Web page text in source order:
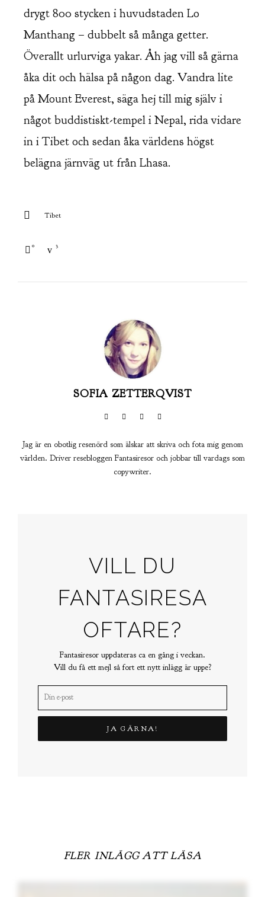
drygt 800 stycken i huvudstaden Lo
Manthang – dubbelt så många getter.
Överallt urlurviga yakar. Åh jag vill så gärna
åka dit och hälsa på någon dag. Vandra lite
på Mount Everest, säga hej till mig själv i
något buddistiskt-tempel i Nepal, rida vidare
in i Tibet och sedan åka världens högst
belägna järnväg ut från Lhasa.
Tibet
3
0
SOFIA ZETTERQVIST
Jag är en obotlig resenörd som älskar att skriva och fota mig genom
världen. Driver resebloggen Fantasiresor och jobbar till vardags som
copywriter.
VILL DU
FANTASIRESA
OFTARE?
Fantasiresor uppdateras ca en gång i veckan.
Vill du få ett mejl så fort ett nytt inlägg är uppe?
FLER INLÄGG ATT LÄSA